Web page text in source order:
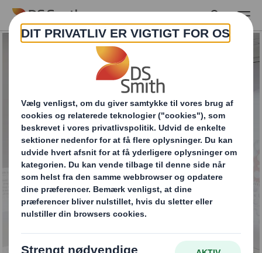
Skip to main content
Innovativt
samarbejde